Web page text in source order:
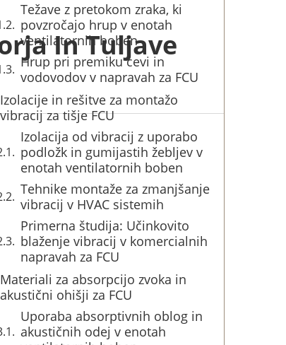
In Tuljave
Težave z pretokom zraka, ki
povzročajo hrup v enotah
ventilatornih boben
Hrup pri premiku cevi in
vodovodov v napravah za FCU
Izolacije in rešitve za montažo
vibracij za tišje FCU
Izolacija od vibracij z uporabo
podložk in gumijastih žebljev v
enotah ventilatornih boben
Tehnike montaže za zmanjšanje
vibracij v HVAC sistemih
Primerna študija: Učinkovito
blaženje vibracij v komercialnih
napravah za FCU
Materiali za absorpcijo zvoka in
akustični ohišji za FCU
Uporaba absorptivnih oblog in
akustičnih odej v enotah